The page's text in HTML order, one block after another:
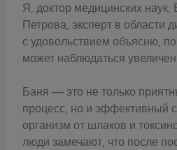
Я, доктор медицинских
Петрова, эксперт в области
с удовольствием объясню,
может наблюдаться
Баня — это не только
процесс, но и эффективный
организм от шлаков и
люди замечают, что после